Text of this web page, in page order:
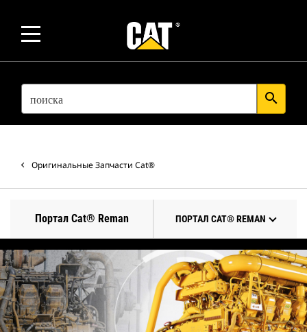
SEARCH search
Оригинальные Запчасти Cat®
Портал Cat® Reman ПОРТАЛ CAT® REMAN